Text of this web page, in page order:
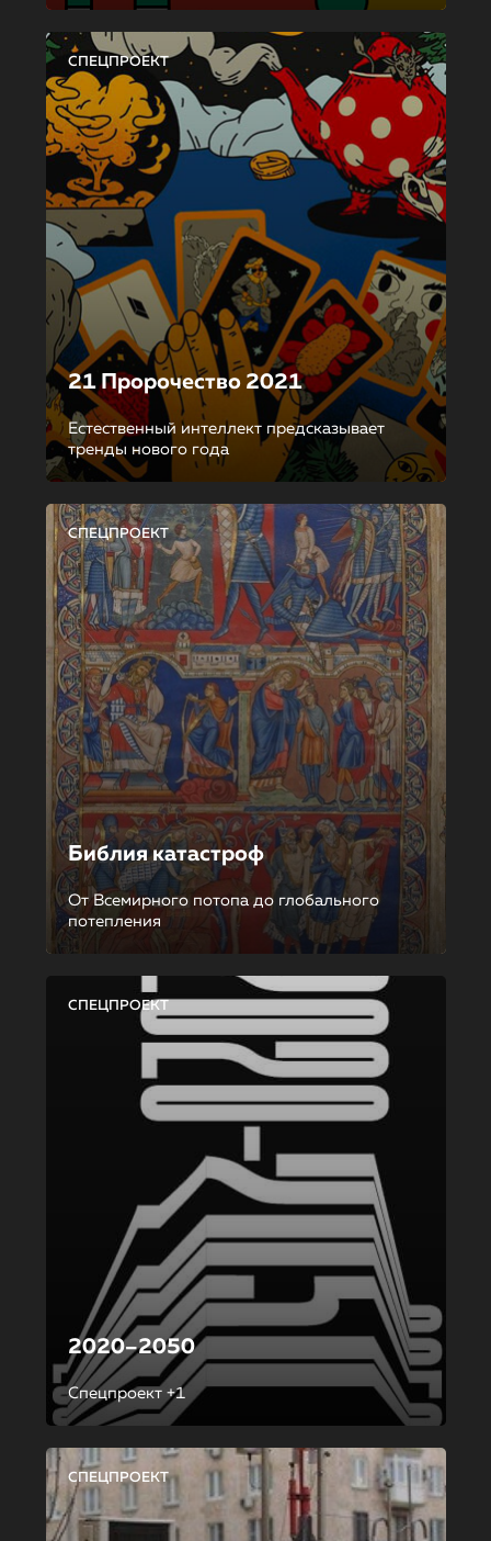
СПЕЦПРОЕКТ
21 Пророчество 2021
Естественный интеллект предсказывает
тренды нового года
СПЕЦПРОЕКТ
Библия катастроф
От Всемирного потопа до глобального
потепления
СПЕЦПРОЕКТ
2020–2050
Спецпроект +1
СПЕЦПРОЕКТ